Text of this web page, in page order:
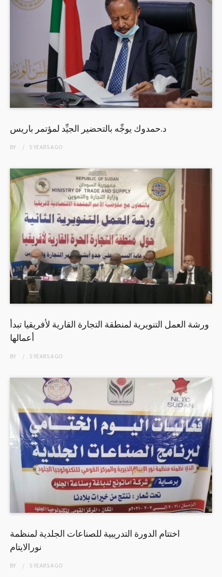
د.حمدوك يوجِّه بالتحضير الجيِّد لمؤتمر باريس
BY 5 YEARSAGO
ورشة العمل التنويرية لمنطقة التجارة القارية لأفريقيا تبدأ
أعمالها
BY 5 YEARSAGO
اختتام الدورة التدريبية للصناعات الجلدية لمنظمة
نورالايتام
BY 5 YEARSAGO